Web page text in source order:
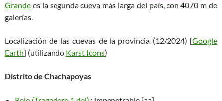
Grande es la segunda cueva más larga del país, con 4070 m de
galerías.
Localización de las cuevas de la provincia (12/2024) [Google
Earth] (utilizando Karst Icons)
Distrito de Chachapoyas